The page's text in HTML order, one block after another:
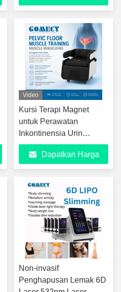
Peralatan Kecantikan
Profesional
Video
Kursi Terapi Magnet
untuk Perawatan
Inkontinensia Urin
Rehabilitasi Otot Dasar
Panggul dan Pengetatan
Vagina Pascapersalinan
RF
Dapatkan Harga
Non-invasif
Penghapusan Lemak 6D